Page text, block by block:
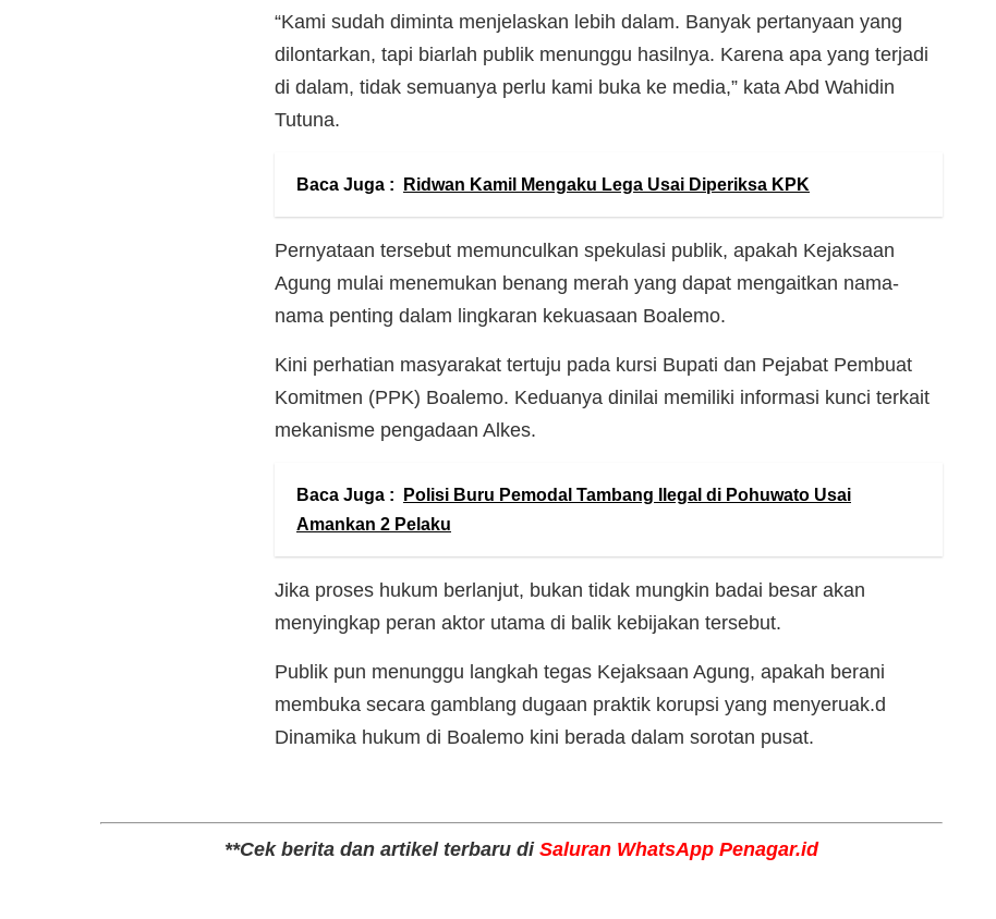
“Kami sudah diminta menjelaskan lebih dalam. Banyak pertanyaan yang
dilontarkan, tapi biarlah publik menunggu hasilnya. Karena apa yang terjadi
di dalam, tidak semuanya perlu kami buka ke media,” kata Abd Wahidin
Tutuna.
Baca Juga : Ridwan Kamil Mengaku Lega Usai Diperiksa KPK
Pernyataan tersebut memunculkan spekulasi publik, apakah Kejaksaan
Agung mulai menemukan benang merah yang dapat mengaitkan nama-
nama penting dalam lingkaran kekuasaan Boalemo.
Kini perhatian masyarakat tertuju pada kursi Bupati dan Pejabat Pembuat
Komitmen (PPK) Boalemo. Keduanya dinilai memiliki informasi kunci terkait
mekanisme pengadaan Alkes.
Baca Juga :
Polisi Buru Pemodal Tambang Ilegal di Pohuwato Usai
Amankan 2 Pelaku
Jika proses hukum berlanjut, bukan tidak mungkin badai besar akan
menyingkap peran aktor utama di balik kebijakan tersebut.
Publik pun menunggu langkah tegas Kejaksaan Agung, apakah berani
membuka secara gamblang dugaan praktik korupsi yang menyeruak.d
Dinamika hukum di Boalemo kini berada dalam sorotan pusat.
**Cek berita dan artikel terbaru diSaluran WhatsApp Penagar.id